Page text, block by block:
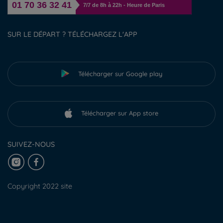
01 70 36 32 41 7/7 de 8h à 22h - Heure de Paris
SUR LE DÉPART ? TÉLÉCHARGEZ L'APP
Télécharger sur Google play
Télécharger sur App store
SUIVEZ-NOUS
Copyright 2022 site